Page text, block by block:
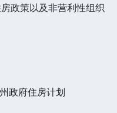
政策以及非营利性组织
政府住房计划